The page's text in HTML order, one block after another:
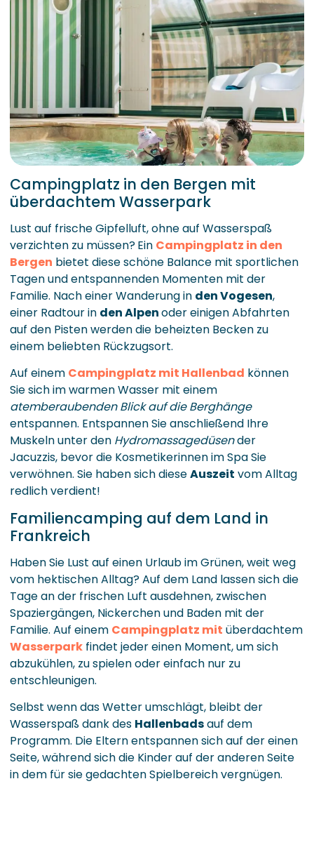
Campingplatz in den Bergen mit
überdachtem Wasserpark
Lust auf frische Gipfelluft, ohne auf Wasserspaß
verzichten zu müssen?Ein Campingplatz in den
Bergen bietet diese schöne Balance mit sportlichen
Tagen und entspannenden Momenten mit der
Familie. Nach einer Wanderung in den Vogesen,
einer Radtour in den Alpenoder einigen Abfahrten
auf den Pisten werden die beheizten Becken zu
einem beliebten Rückzugsort.
Auf einem Campingplatz mit Hallenbad können
Sie sich im warmen Wasser mit einem
atemberaubenden Blick auf die Berghänge
entspannen. Entspannen Sie anschließend Ihre
Muskeln unter den Hydromassagedüsender
Jacuzzis, bevor die Kosmetikerinnen im Spa Sie
verwöhnen. Sie haben sich dieseAuszeit vom Alltag
redlich verdient!
Familiencamping auf dem Land in
Frankreich
Haben Sie Lust auf einen Urlaub im Grünen, weit weg
vom hektischen Alltag? Auf dem Land lassen sich die
Tage an der frischen Luft ausdehnen, zwischen
Spaziergängen, Nickerchen und Baden mit der
Familie. Auf einem Campingplatz mit überdachtem
Wasserpark findet jeder einen Moment, um sich
abzukühlen, zu spielen oder einfach nur zu
entschleunigen.
Selbst wenn das Wetter umschlägt, bleibt der
Wasserspaß dank des Hallenbadsauf dem
Programm. Die Eltern entspannen sich auf der einen
Seite, während sich die Kinder auf der anderen Seite
in dem für sie gedachten Spielbereich vergnügen.